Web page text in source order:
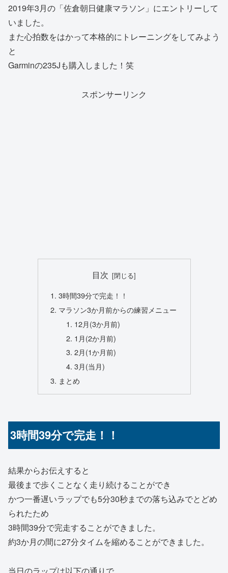
2019年3月の「佐倉朝日健康マラソン」にエントリーして
いました。
また心拍数をはかって本格的にトレーニングをしてみよう
と
Garminの235Jも購入しました！笑
スポンサーリンク
目次
3時間39分で完走！！
マラソン3か月前からの練習メニュー
12月(3か月前)
1月(2か月前)
2月(1か月前)
3月(当月)
まとめ
3時間39分で完走！！
結果からお伝えすると
最後まで歩くことなく走り続けることができ
かつ一番遅いラップでも5分30秒までの落ち込みでとどめ
られたため
3時間39分で完走することができました。
約3か月の間に27分タイムを縮めることができました。